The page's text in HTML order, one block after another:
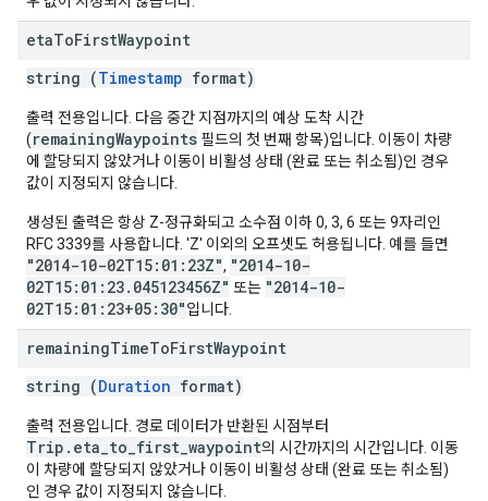
etaToFirstWaypoint
string (Timestamp format)
출력 전용입니다. 다음 중간 지점까지의 예상 도착 시간
(remainingWaypoints 필드의 첫 번째 항목)입니다. 이동이 차량
에 할당되지 않았거나 이동이 비활성 상태 (완료 또는 취소됨)인 경우
값이 지정되지 않습니다.
생성된 출력은 항상 Z-정규화되고 소수점 이하 0, 3, 6 또는 9자리인
RFC 3339를 사용합니다. 'Z' 이외의 오프셋도 허용됩니다. 예를 들면
"2014-10-02T15:01:23Z", "2014-10-
02T15:01:23.045123456Z" 또는 "2014-10-
02T15:01:23+05:30"입니다.
remainingTimeToFirstWaypoint
string (Duration format)
출력 전용입니다. 경로 데이터가 반환된 시점부터
Trip.eta_to_first_waypoint의 시간까지의 시간입니다. 이동
이 차량에 할당되지 않았거나 이동이 비활성 상태 (완료 또는 취소됨)
인 경우 값이 지정되지 않습니다.